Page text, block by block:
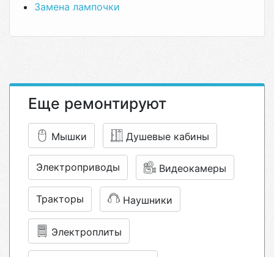
Замена лампочки
Еще ремонтируют
Мышки Душевые кабины
Электроприводы Видеокамеры
Тракторы Наушники
Электроплиты